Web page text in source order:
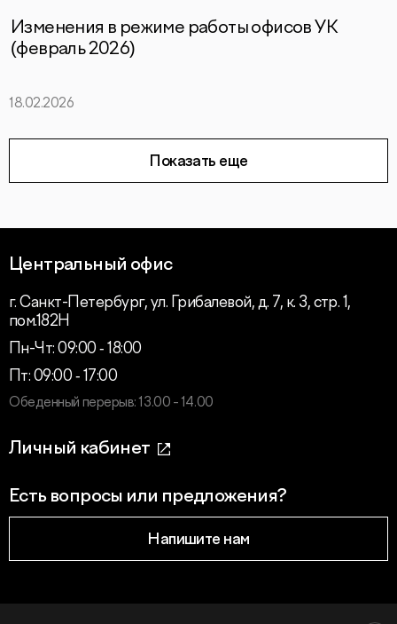
Изменения в режиме работы офисов УК
(февраль 2026)
18.02.2026
Показать еще
Центральный офис
г. Санкт-Петербург, ул. Грибалевой, д. 7, к. 3, стр. 1,
пом.182Н
Пн-Чт: 09:00 ‑ 18:00
Пт: 09:00 ‑ 17:00
Обеденный перерыв: 13.00 - 14.00
Личный кабинет
Есть вопросы или предложения?
Напишите нам